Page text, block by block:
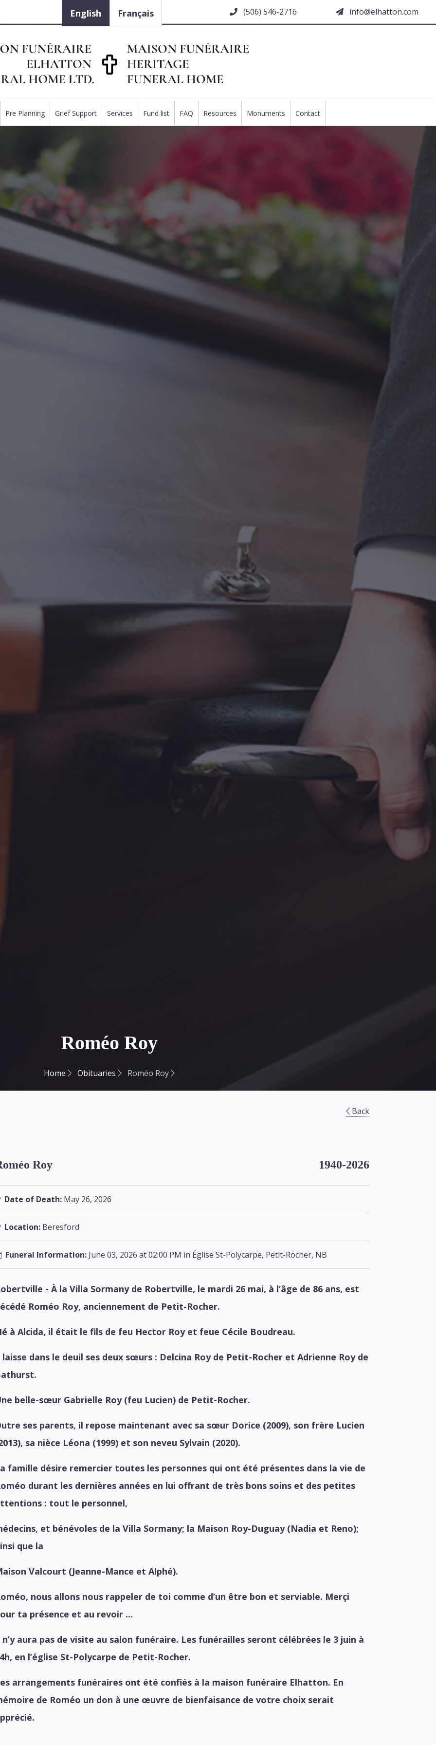
English Français (506) 546-2716 moc.nottahle@ofni
Pre Planning Grief Support Services Fund list FAQ Resources Monuments Contact
Roméo Roy
Home Obituaries Roméo Roy
Back
Roy 1940-2026
Date of Death: May 26, 2026
Location: Beresford
Funeral Information: June 03, 2026 at 02:00 PM in Église St-Polycarpe, Petit-Rocher, NB
- À la Villa Sormany de Robertville, le mardi 26 mai, à l’âge de 86 ans, est
Roméo Roy, anciennement de Petit-Rocher.
à Alcida, il était le fils de feu Hector Roy et feue Cécile Boudreau.
laisse dans le deuil ses deux sœurs : Delcina Roy de Petit-Rocher et Adrienne Roy de
belle-sœur Gabrielle Roy (feu Lucien) de Petit-Rocher.
ses parents, il repose maintenant avec sa sœur Dorice (2009), son frère Lucien
sa nièce Léona (1999) et son neveu Sylvain (2020).
famille désire remercier toutes les personnes qui ont été présentes dans la vie de
durant les dernières années en lui offrant de très bons soins et des petites
: tout le personnel,
et bénévoles de la Villa Sormany; la Maison Roy-Duguay (Nadia et Reno);
que la
Valcourt (Jeanne-Mance et Alphé).
nous allons nous rappeler de toi comme d’un être bon et serviable. Merçi
ta présence et au revoir …
n’y aura pas de visite au salon funéraire. Les funérailles seront célébrées le 3 juin à
en l’église St-Polycarpe de Petit-Rocher.
arrangements funéraires ont été confiés à la maison funéraire Elhatton. En
de Roméo un don à une œuvre de bienfaisance de votre choix serait